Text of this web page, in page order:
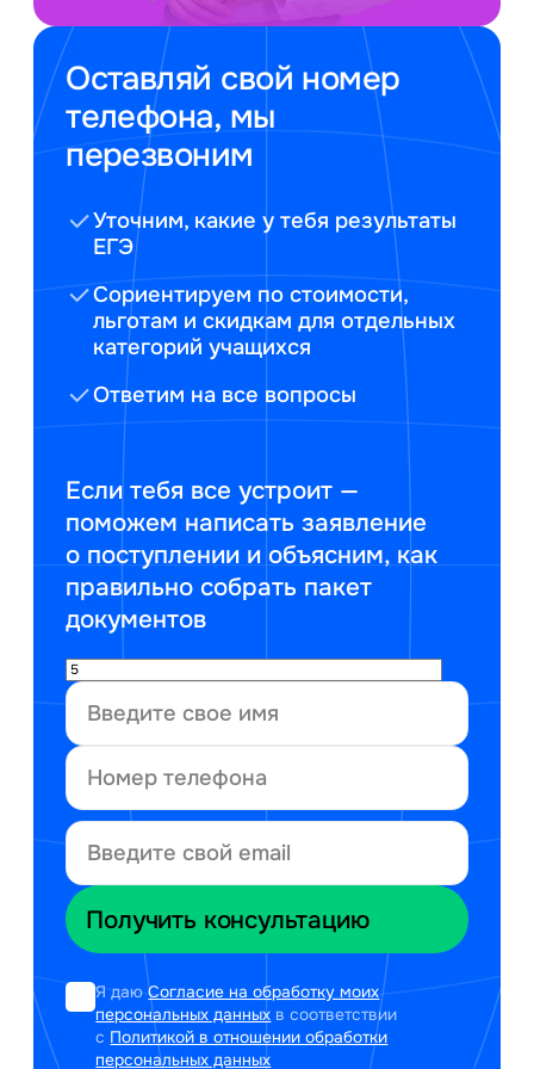
Оставляй свой номер
телефона, мы
перезвоним
Уточним, какие у тебя результаты
ЕГЭ
Сориентируем по стоимости,
льготам и скидкам для отдельных
категорий учащихся
Ответим на все вопросы
Если тебя все устроит —
поможем написать заявление
о поступлении и объясним, как
правильно собрать пакет
документов
Я даюСогласие на обработку моих
персональных данных в соответствии
с Политикой в отношении обработки
персональных данных